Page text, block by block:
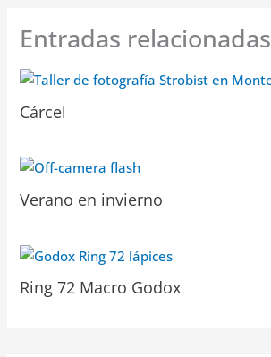
Entradas relacionadas
Cárcel
Verano en invierno
Ring 72 Macro Godox